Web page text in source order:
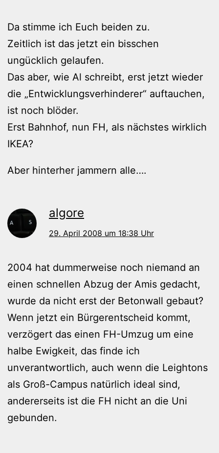
Da stimme ich Euch beiden zu.
Zeitlich ist das jetzt ein bisschen
ungücklich gelaufen.
Das aber, wie Al schreibt, erst jetzt wieder
die „Entwicklungsverhinderer“ auftauchen,
ist noch blöder.
Erst Bahnhof, nun FH, als nächstes wirklich
IKEA?
Aber hinterher jammern alle….
algore
29. April 2008 um 18:38 Uhr
2004 hat dummerweise noch niemand an
einen schnellen Abzug der Amis gedacht,
wurde da nicht erst der Betonwall gebaut?
Wenn jetzt ein Bürgerentscheid kommt,
verzögert das einen FH-Umzug um eine
halbe Ewigkeit, das finde ich
unverantwortlich, auch wenn die Leightons
als Groß-Campus natürlich ideal sind,
andererseits ist die FH nicht an die Uni
gebunden.